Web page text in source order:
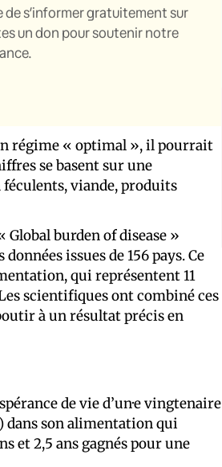
s’informer gratuitement sur
un don pour soutenir notre
régime « optimal », il pourrait
se basent sur une
viande, produits
Global burden of disease »
issues de 156 pays. Ce
qui représentent 11
scientifiques ont combiné ces
à un résultat précis en
de vie d’un·e vingtenaire
dans son alimentation qui
et 2,5 ans gagnés pour une